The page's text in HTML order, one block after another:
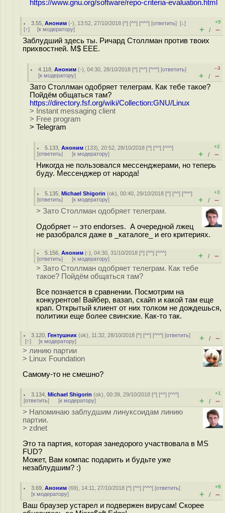
https://www.gnu.org/software/repo-criteria-evaluation.html
3.55 ,Аноним (-), 13:52, 27/10/2018 [^] [^^] [^^^] [ответить][↓]
[↑] [к модератору]
+9
+ / –
Заблудший здесь ты. Ричард Столлман против твоих
прихвостней. M$ EEE.
4.118 ,Аноним (-), 04:30, 28/10/2018 [^] [^^] [^^^] [ответить]
[к модератору]
–3
+ / –
Зато Столлман одобряет телеграм. Как тебе такое?
Пойдём общаться там?
https://directory.fsf.org/wiki/Collection:GNU/Linux
> Instant messaging client
> Free program
> Telegram
5.133 ,Аноним (133), 20:52, 28/10/2018 [^] [^^] [^^^]
[ответить] [к модератору]
+2
+ / –
Никогда не пользовался мессенджерами, но теперь
буду. Мессенджер от народа!
5.135 ,Michael Shigorin (ok), 00:40, 29/10/2018 [^] [^^] [^^^]
[ответить] [к модератору]
+3
+ / –
> Зато Столлман одобряет телеграм.
Одобряет -- это endorses. А очередной лжец
не разобрался даже в _каталоге_ и его критериях.
5.156 ,Аноним (-), 04:30, 31/10/2018 [^] [^^] [^^^]
[ответить] [к модератору] + / –
> Зато Столлман одобряет телеграм. Как тебе
такое? Пойдём общаться там?
Все познается в сравнении. Посмотрим на
конкурентов! Вайбер, вазап, скайп и какой там еще
крап. Открытый клиент от них толком не дождешься,
политики еще более свинские. Как-то так.
3.120 ,Гентушник (ok), 11:32, 28/10/2018 [^] [^^] [^^^] [ответить]
[↑] [к модератору] + / –
> линию партии
> Linux Foundation
Самому-то не смешно?
3.134 ,Michael Shigorin (ok), 00:39, 29/10/2018 [^] [^^] [^^^]
[ответить] [к модератору]
+1
+ / –
> Напоминаю заблудшим линуксоидам линию
партии.
> zdnet
Это та партия, которая занедорого участвовала в MS
FUD?
Может, Вам компас подарить и будьте уже
незаблудшим? :)
3.69 ,Аноним (69), 14:11, 27/10/2018 [^] [^^] [^^^] [ответить]
[к модератору]
+8
+ / –
Ваш браузер устарел и подвержен вирусам! Скорее